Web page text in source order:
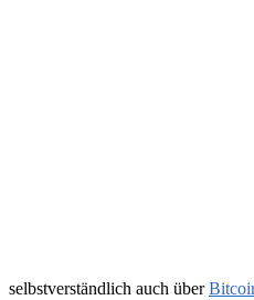
selbstverständlich auch über